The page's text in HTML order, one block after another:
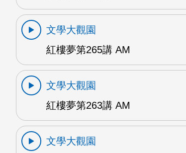
文學大觀園
紅樓夢第265講 AM
文學大觀園
紅樓夢第263講 AM
文學大觀園